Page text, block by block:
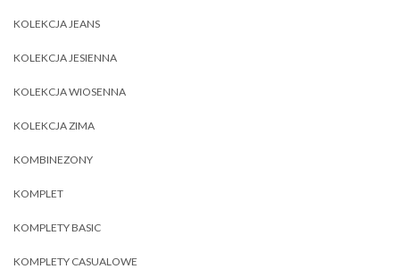
KOLEKCJA JEANS
KOLEKCJA JESIENNA
KOLEKCJA WIOSENNA
KOLEKCJA ZIMA
KOMBINEZONY
KOMPLET
KOMPLETY BASIC
KOMPLETY CASUALOWE